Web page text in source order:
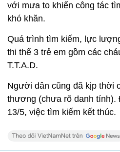
với mưa to khiến công tác
khó khăn.
Quá trình tìm kiếm, lực
thi thể 3 trẻ em gồm các
T.T.A.D.
Người dân cũng đã kịp thời
thương (chưa rõ danh tính).
13/5, việc tìm kiếm kết thúc.